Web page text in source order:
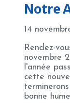
Notre
14
Rendez-
novembre
l'année
cette
bonne